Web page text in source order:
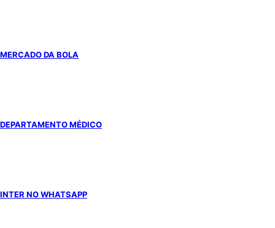
MERCADO DA BOLA
DEPARTAMENTO MÉDICO
INTER NO WHATSAPP